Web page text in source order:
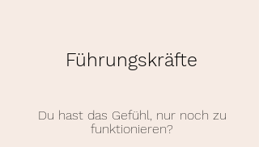
Führungskräfte
Du hast das Gefühl, nur noch zu
funktionieren?